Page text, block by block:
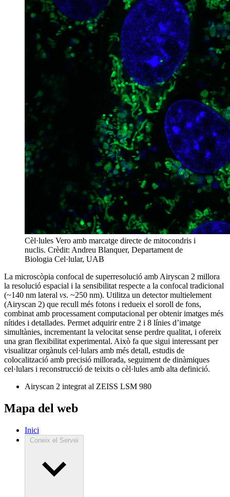
Cèl·lules Vero amb marcatge directe de mitocondris i
nuclis. Crèdit: Andreu Blanquer, Departament de
Biologia Cel·lular, UAB
La microscòpia confocal de superresolució amb Airyscan 2 millora
la resolució espacial i la sensibilitat respecte a la confocal tradicional
(~140 nm lateral vs. ~250 nm). Utilitza un detector multielement
(Airyscan 2) que recull més fotons i redueix el soroll de fons,
combinat amb processament computacional per obtenir imatges més
nítides i detallades. Permet adquirir entre 2 i 8 línies d’imatge
simultànies, incrementant la velocitat sense perdre qualitat, i ofereix
una gran flexibilitat experimental. Això fa que sigui interessant per
visualitzar orgànuls cel·lulars amb més detall, estudis de
colocalització amb precisió millorada, seguiment de dinàmiques
cel·lulars i reconstrucció de teixits o cèl·lules amb alta definició.
Airyscan 2 integrat al ZEISS LSM 980
Mapa del web
Inici
Coneix el Servei